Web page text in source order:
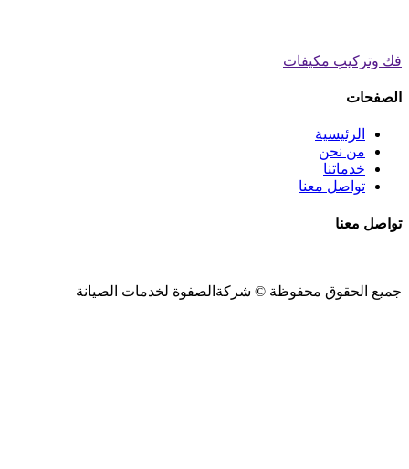
فك وتركيب مكيفات
الصفحات
الرئيسية
من نحن
خدماتنا
تواصل معنا
تواصل معنا
جميع الحقوق محفوظة © شركةالصفوة لخدمات الصيانة